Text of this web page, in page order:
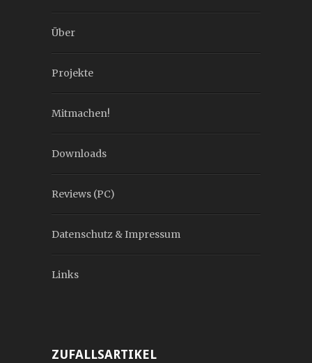
Über
Projekte
Mitmachen!
Downloads
Reviews (PC)
Datenschutz & Impressum
Links
ZUFALLSARTIKEL